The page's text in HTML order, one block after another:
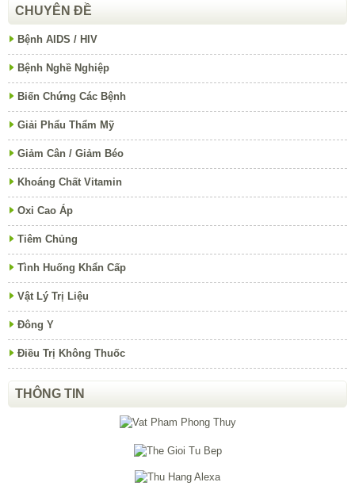
CHUYÊN ĐỀ
Bệnh AIDS / HIV
Bệnh Nghề Nghiệp
Biến Chứng Các Bệnh
Giải Phẩu Thẩm Mỹ
Giảm Cân / Giảm Béo
Khoáng Chất Vitamin
Oxi Cao Áp
Tiêm Chủng
Tình Huống Khẩn Cấp
Vật Lý Trị Liệu
Đông Y
Điều Trị Không Thuốc
THÔNG TIN